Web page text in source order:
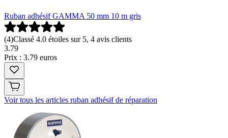
Ruban adhésif GAMMA 50 mm 10 m gris
(4)Classé 4.0 étoiles sur 5, 4 avis clients
3.79
Prix : 3.79 euros
Voir tous les articles ruban adhésif de réparation